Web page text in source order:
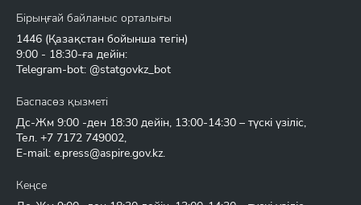
Бірыңғай байланыс орталығы
1446 (Қазақстан бойынша тегін)
9:00 - 18:30-ға дейін:
Telegram-bot: @statgovkz_bot
Баспасөз қызметі
Дс-Жм 9:00 -ден 18:30 дейін, 13:00-14:30 – түскі үзіліс,
Тел. +7 7172 749002,
E-mail: e.press@aspire.gov.kz.
Кеңсе